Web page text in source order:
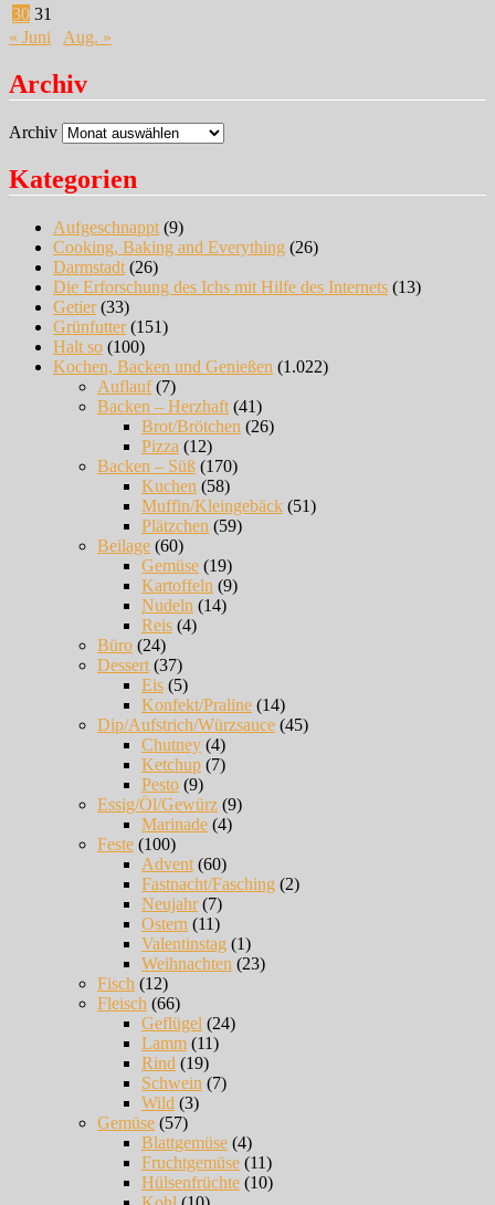
30 31
« Juni
Aug. »
Archiv
Archiv
Kategorien
Aufgeschnappt (9)
Cooking, Baking and Everything (26)
Darmstadt (26)
Die Erforschung des Ichs mit Hilfe des Internets (13)
Getier(33)
Grünfutter(151)
Halt so (100)
Kochen, Backen und Genießen (1.022)
Auflauf(7)
Backen – Herzhaft (41)
Brot/Brötchen (26)
Pizza (12)
Backen – Süß (170)
Kuchen (58)
Muffin/Kleingebäck (51)
Plätzchen (59)
Beilage (60)
Gemüse (19)
Kartoffeln (9)
Nudeln (14)
Reis (4)
Büro (24)
Dessert (37)
Eis (5)
Konfekt/Praline (14)
Dip/Aufstrich/Würzsauce (45)
Chutney (4)
Ketchup (7)
Pesto (9)
Essig/Öl/Gewürz (9)
Marinade (4)
Feste (100)
Advent (60)
Fastnacht/Fasching (2)
Neujahr(7)
Ostern (11)
Valentinstag (1)
Weihnachten (23)
Fisch (12)
Fleisch (66)
Geflügel (24)
Lamm (11)
Rind (19)
Schwein (7)
Wild (3)
Gemüse (57)
Blattgemüse (4)
Fruchtgemüse (11)
Hülsenfrüchte (10)